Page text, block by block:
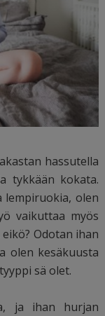
hassutella
tykkään kokata.
lempiruokia, olen
vaikuttaa myös
Odotan ihan
olen kesäkuusta
sä olet.
ja ihan hurjan